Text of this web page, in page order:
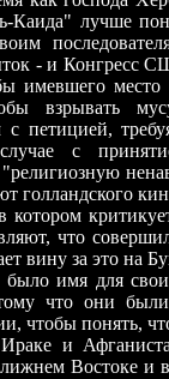
Каида" лучше
- и Конгресс
имевшего место
взрывать
с петицией,
с
голландского
котором
что
вину за это на
имя для
что они
чтобы понять,
и Афганистане
Востоке и